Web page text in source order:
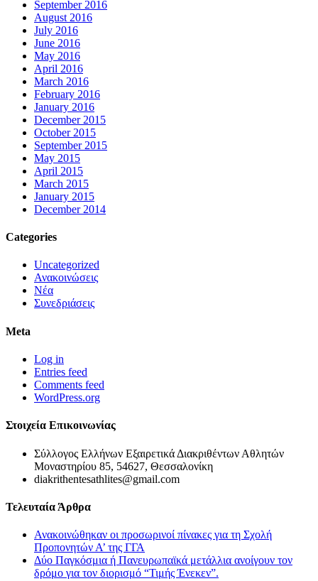
September 2016
August 2016
July 2016
June 2016
May 2016
April 2016
March 2016
February 2016
January 2016
December 2015
October 2015
September 2015
May 2015
April 2015
March 2015
January 2015
December 2014
Categories
Uncategorized
Ανακοινώσεις
Νέα
Συνεδριάσεις
Meta
Log in
Entries feed
Comments feed
WordPress.org
Στοιχεία Επικοινωνίας
Σύλλογος Ελλήνων Εξαιρετικά Διακριθέντων Αθλητών
Μοναστηρίου 85, 54627, Θεσσαλονίκη
diakrithentesathlites@gmail.com
Τελευταία Άρθρα
Ανακοινώθηκαν οι προσωρινοί πίνακες για τη Σχολή
Προπονητών Α’ της ΓΓΑ
Δύο Παγκόσμια ή Πανευρωπαϊκά μετάλλια ανοίγουν τον
δρόμο για τον διορισμό “Τιμής Ένεκεν”.